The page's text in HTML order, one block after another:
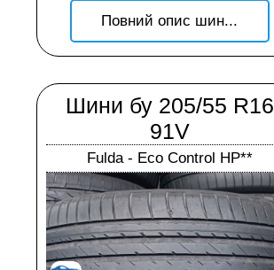
Повний опис шин...
Шини бу 205/55 R16
91V
Fulda - Eco Control HP**